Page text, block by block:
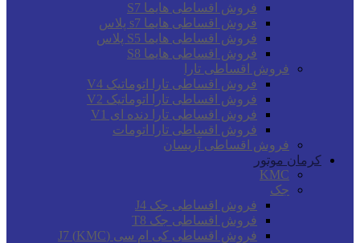
فروش اقساطی هایما S7
فروش اقساطی هایما s7 پلاس
فروش اقساطی هایما S5 پلاس
فروش اقساطی هایما S8
فروش اقساطی تارا
فروش اقساطی تارا اتوماتیک V4
فروش اقساطی تارا اتوماتیک V2
فروش اقساطی تارا دنده ای V1
فروش اقساطی تارا اتومات
فروش اقساطی آریسان
کرمان موتور
KMC
جک
فروش اقساطی جک J4
فروش اقساطی جک T8
فروش اقساطی کی ام سی (KMC) J7